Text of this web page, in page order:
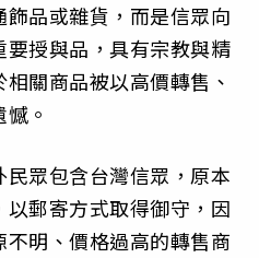
品或雜貨，而是信眾向
授與品，具有宗教與精
關商品被以高價轉售、
。
眾包含台灣信眾，原本
郵寄方式取得御守，因
明、價格過高的轉售商